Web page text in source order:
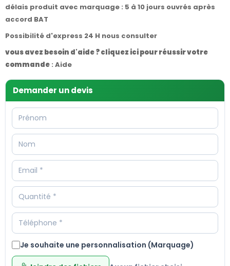
délais produit avec marquage : 5 à 10 jours ouvrés après
accord BAT
Possibilité d'express 24 H nous consulter
vous avez besoin d'aide ? cliquez ici pour réussir votre
commande : Aide
Demander un devis
Je souhaite une personnalisation (Marquage)